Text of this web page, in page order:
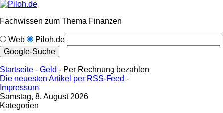
Fachwissen zum Thema Finanzen
Web Piloh.de
Startseite - Geld - Per Rechnung bezahlen
Die neuesten Artikel per RSS-Feed -
Impressum
Samstag, 8. August 2026
Kategorien